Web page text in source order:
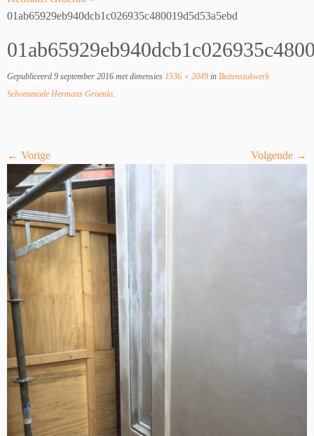
01ab65929eb940dcb1c026935c480019d5d53a5ebd
Gepubliceerd 9 september 2016 met dimensies 1536 × 2049 in Buitenstukwerk
Schoenmode Hermans Groenlo.
← Vorige Volgende →